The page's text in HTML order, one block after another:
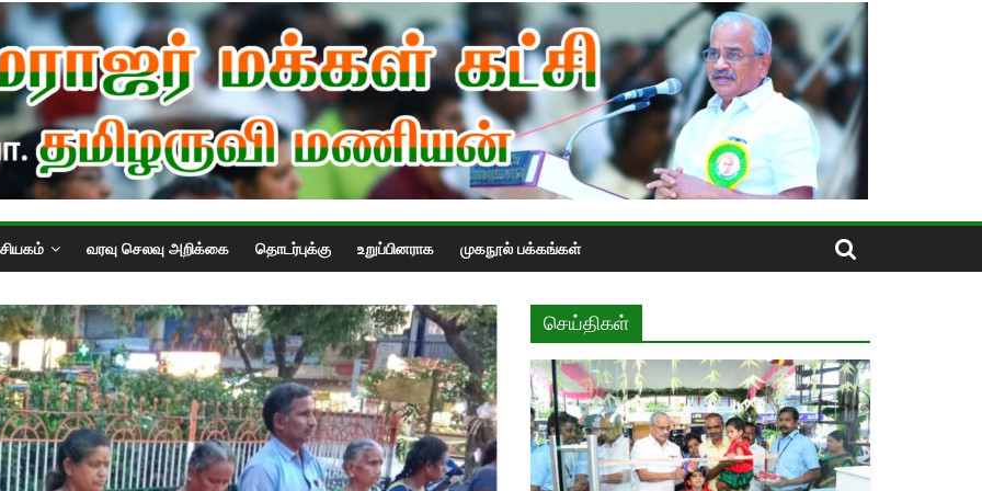
வரவு செலவு அறிக்கை தொடர்புக்கு உறுப்பினராக முகநூல் பக்கங்கள்
செய்திகள்